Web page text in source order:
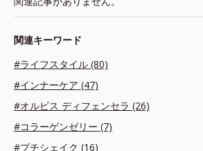
関連キーワード
#ライフスタイル (80)
#インナーケア (47)
#オルビス ディフェンセラ (26)
#コラーゲンゼリー (7)
#プチシェイク (16)